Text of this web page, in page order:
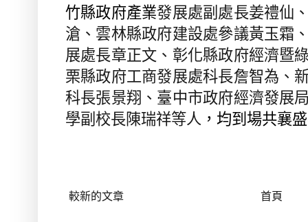
竹縣政府產業發展處副處長姜禮仙
滄、雲林縣政府建設處參議黃玉霜
展處長章正文、彰化縣政府經濟暨
栗縣政府工商發展處科長詹智為、
科長張景翔、臺中市政府經濟發展
學副校長陳瑞祥等人 ，均到場共襄
較新的文章 首頁